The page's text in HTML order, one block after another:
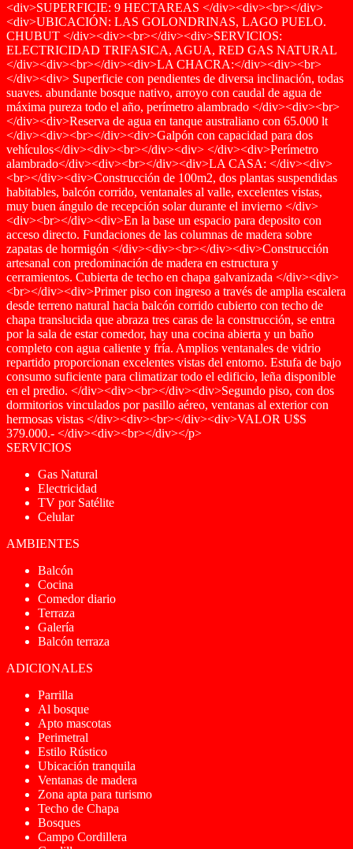
<div>SUPERFICIE: 9 HECTAREAS </div><div><br></div>
<div>UBICACIÓN: LAS GOLONDRINAS, LAGO PUELO.
CHUBUT </div><div><br></div><div>SERVICIOS:
ELECTRICIDAD TRIFASICA, AGUA, RED GAS NATURAL
</div><div><br></div><div>LA CHACRA:</div><div><br>
</div><div> Superficie con pendientes de diversa inclinación, todas
suaves. abundante bosque nativo, arroyo con caudal de agua de
máxima pureza todo el año, perímetro alambrado </div><div><br>
</div><div>Reserva de agua en tanque australiano con 65.000 lt
</div><div><br></div><div>Galpón con capacidad para dos
vehículos</div><div><br></div><div> </div><div>Perímetro
alambrado</div><div><br></div><div>LA CASA: </div><div>
<br></div><div>Construcción de 100m2, dos plantas suspendidas
habitables, balcón corrido, ventanales al valle, excelentes vistas,
muy buen ángulo de recepción solar durante el invierno </div>
<div><br></div><div>En la base un espacio para deposito con
acceso directo. Fundaciones de las columnas de madera sobre
zapatas de hormigón </div><div><br></div><div>Construcción
artesanal con predominación de madera en estructura y
cerramientos. Cubierta de techo en chapa galvanizada </div><div>
<br></div><div>Primer piso con ingreso a través de amplia escalera
desde terreno natural hacia balcón corrido cubierto con techo de
chapa translucida que abraza tres caras de la construcción, se entra
por la sala de estar comedor, hay una cocina abierta y un baño
completo con agua caliente y fría. Amplios ventanales de vidrio
repartido proporcionan excelentes vistas del entorno. Estufa de bajo
consumo suficiente para climatizar todo el edificio, leña disponible
en el predio. </div><div><br></div><div>Segundo piso, con dos
dormitorios vinculados por pasillo aéreo, ventanas al exterior con
hermosas vistas </div><div><br></div><div>VALOR U$S
379.000.- </div><div><br></div></p>
SERVICIOS
Gas Natural
Electricidad
TV por Satélite
Celular
AMBIENTES
Balcón
Cocina
Comedor diario
Terraza
Galería
Balcón terraza
ADICIONALES
Parrilla
Al bosque
Apto mascotas
Perimetral
Estilo Rústico
Ubicación tranquila
Ventanas de madera
Zona apta para turismo
Techo de Chapa
Bosques
Campo Cordillera